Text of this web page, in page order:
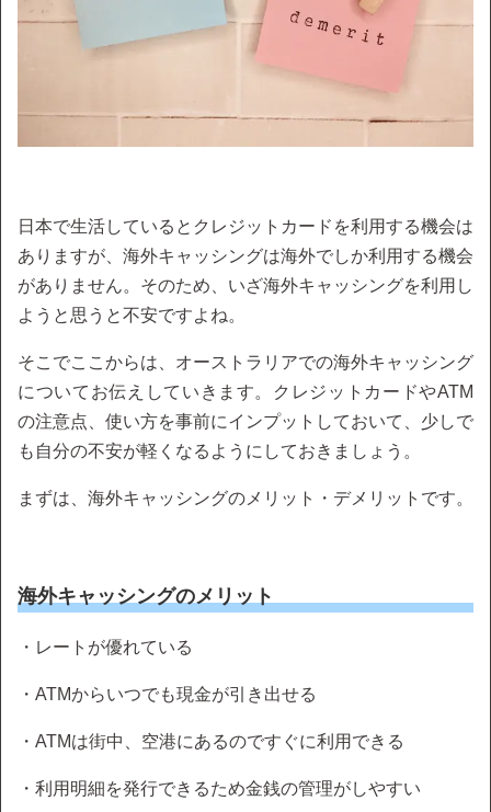
日本で生活しているとクレジットカードを利用する機会は
ありますが、海外キャッシングは海外でしか利用する機会
がありません。そのため、いざ海外キャッシングを利用し
ようと思うと不安ですよね。
そこでここからは、オーストラリアでの海外キャッシング
についてお伝えしていきます。クレジットカードやATM
の注意点、使い方を事前にインプットしておいて、少しで
も自分の不安が軽くなるようにしておきましょう。
まずは、海外キャッシングのメリット・デメリットです。
海外キャッシングのメリット
・レートが優れている
・ATMからいつでも現金が引き出せる
・ATMは街中、空港にあるのですぐに利用できる
・利用明細を発行できるため金銭の管理がしやすい